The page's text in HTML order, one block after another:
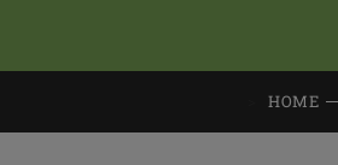
HOME